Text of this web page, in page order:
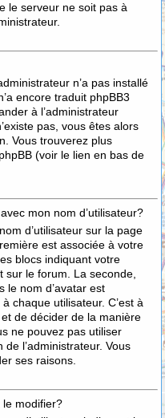
le serveur ne soit pas à
n’a pas installé
encore traduit phpBB3
à l’administrateur
pas, vous êtes alors
Vous trouverez plus
(voir le lien en bas de
mon nom d’utilisateur?
d’utilisateur sur la page
est associée à votre
blocs indiquant votre
le forum. La seconde,
le nom d’avatar est
chaque utilisateur. C’est à
et de décider de la manière
ne pouvez pas utiliser
de l’administrateur. Vous
ses raisons.
le modifier?